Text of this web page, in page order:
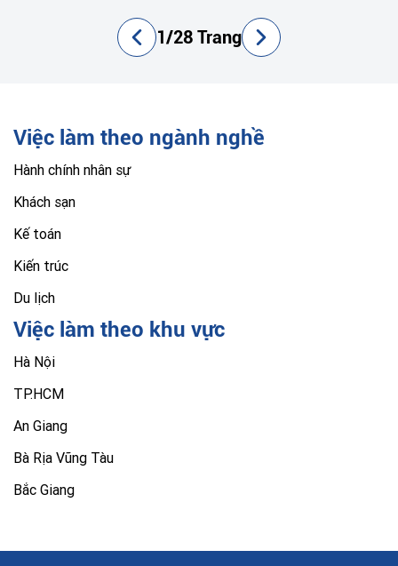
1/28 Trang
Việc làm theo ngành nghề
Hành chính nhân sự
Khách sạn
Kế toán
Kiến trúc
Du lịch
Việc làm theo khu vực
Hà Nội
TP.HCM
An Giang
Bà Rịa Vũng Tàu
Bắc Giang